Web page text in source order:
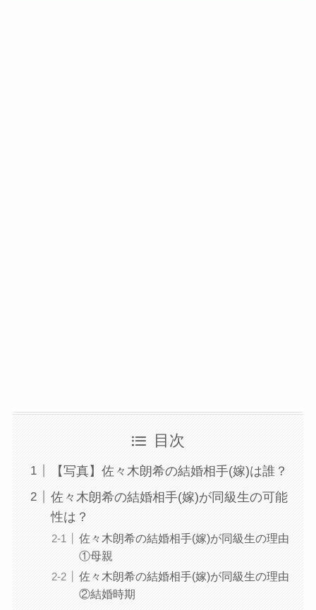
目次
【写真】佐々木朗希の結婚相手(嫁)は誰？
佐々木朗希の結婚相手(嫁)が同級生の可能
性は？
佐々木朗希の結婚相手(嫁)が同級生の理由
①母親
佐々木朗希の結婚相手(嫁)が同級生の理由
②結婚時期